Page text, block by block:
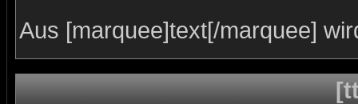
Aus [marquee]text[/marquee]